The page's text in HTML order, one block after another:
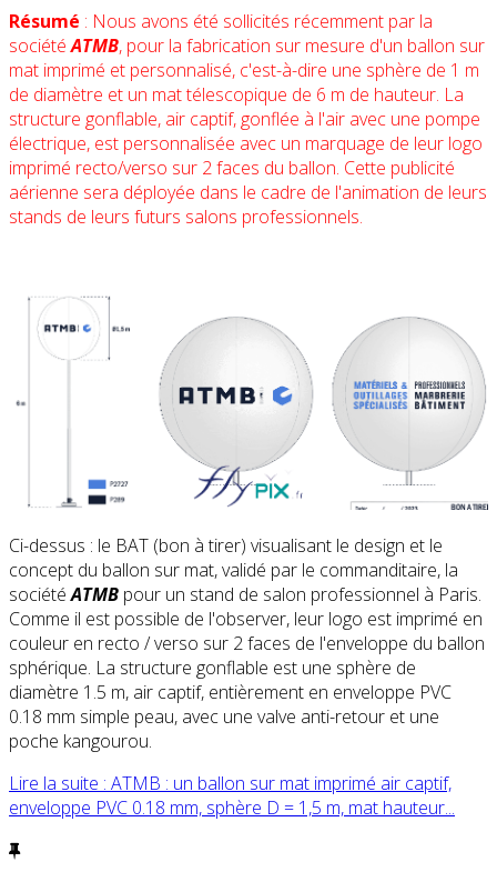
Résumé : Nous avons été sollicités récemment par la
sociétéATMB, pour la fabrication sur mesure d'un ballon sur
mat imprimé et personnalisé, c'est-à-dire une sphère de 1 m
de diamètre et un mat télescopique de 6 m de hauteur. La
structure gonflable, air captif, gonflée à l'air avec une pompe
électrique, est personnalisée avec un marquage de leur logo
imprimé recto/verso sur 2 faces du ballon. Cette publicité
aérienne sera déployée dans le cadre de l'animation de leurs
stands de leurs futurs salons professionnels.
Ci-dessus : le BAT (bon à tirer) visualisant le design et le
concept du ballon sur mat, validé par le commanditaire, la
sociétéATMB pour un stand de salon professionnel à Paris.
Comme il est possible de l'observer, leur logo est imprimé en
couleur en recto / verso sur 2 faces de l'enveloppe du ballon
sphérique. La structure gonflable est une sphère de
diamètre 1.5 m, air captif, entièrement en enveloppe PVC
0.18 mm simple peau, avec une valve anti-retour et une
poche kangourou.
Lire la suite : ATMB : un ballon sur mat imprimé air captif,
enveloppe PVC 0.18 mm, sphère D = 1,5 m, mat hauteur...